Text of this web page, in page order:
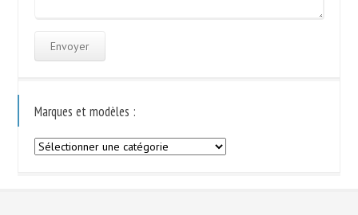
Marques et modèles :
Marques